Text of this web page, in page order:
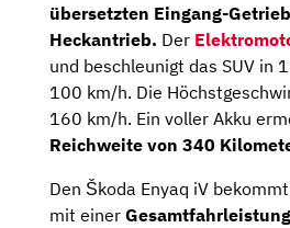
übersetzten Eingang-
Heckantrieb. Der
und beschleunigt das SUV in
100 km/h. Die
160 km/h. Ein voller Akku
Reichweite von 340
Den Škoda Enyaq iV
mit einer